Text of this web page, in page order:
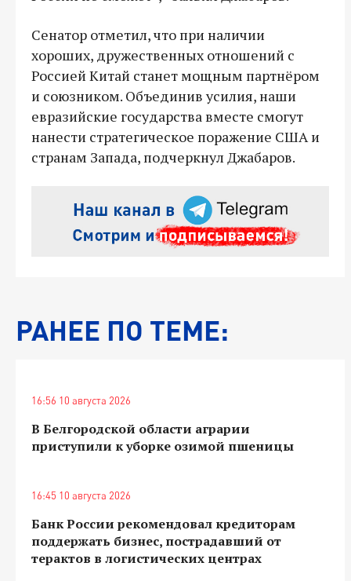
Сенатор отметил, что при наличии
хороших, дружественных отношений с
Россией Китай станет мощным партнёром
и союзником. Объединив усилия, наши
евразийские государства вместе смогут
нанести стратегическое поражение США и
странам Запада, подчеркнул Джабаров.
РАНЕЕ ПО ТЕМЕ:
16:56 10 августа 2026
В Белгородской области аграрии
приступили к уборке озимой пшеницы
16:45 10 августа 2026
Банк России рекомендовал кредиторам
поддержать бизнес, пострадавший от
терактов в логистических центрах